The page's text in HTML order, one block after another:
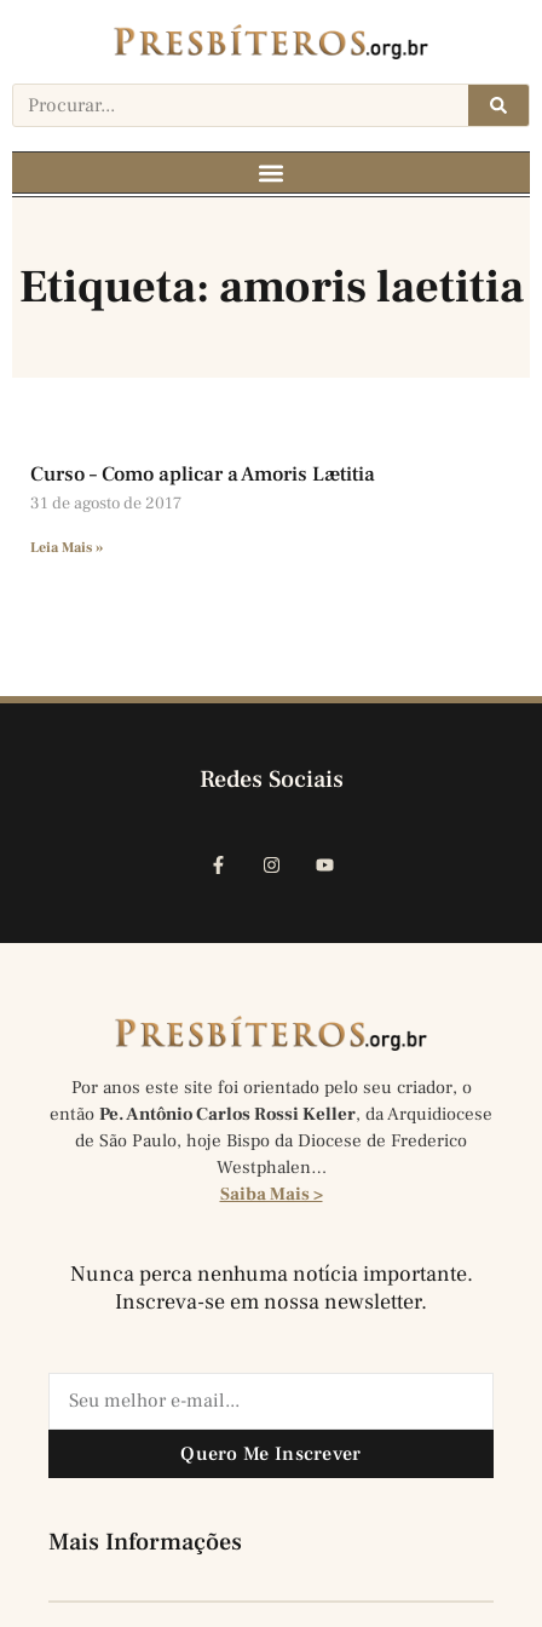
Etiqueta: amoris laetitia
Curso – Como aplicar a Amoris Lætitia
31 de agosto de 2017
Leia Mais »
Redes Sociais
Por anos este site foi orientado pelo seu criador, o
então Pe. Antônio Carlos Rossi Keller, da Arquidiocese
de São Paulo, hoje Bispo da Diocese de Frederico
Westphalen…
Saiba Mais >
Nunca perca nenhuma notícia importante.
Inscreva-se em nossa newsletter.
Quero Me Inscrever
Mais Informações